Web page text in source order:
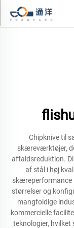
Chipknive til
skæreværktøjer,
affaldsreduktion.
af stål i høj
skæreperformance
størrelser og
mangfoldige
kommercielle
teknologier, hvilket